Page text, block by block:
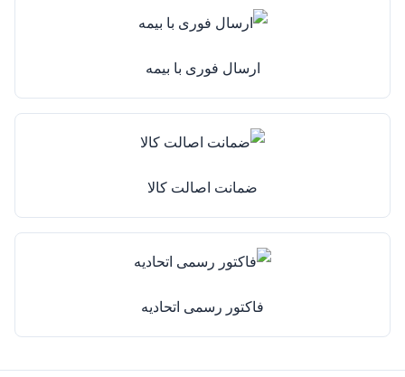
ارسال فوری با بیمه
ضمانت اصالت کالا
فاکتور رسمی اتحادیه